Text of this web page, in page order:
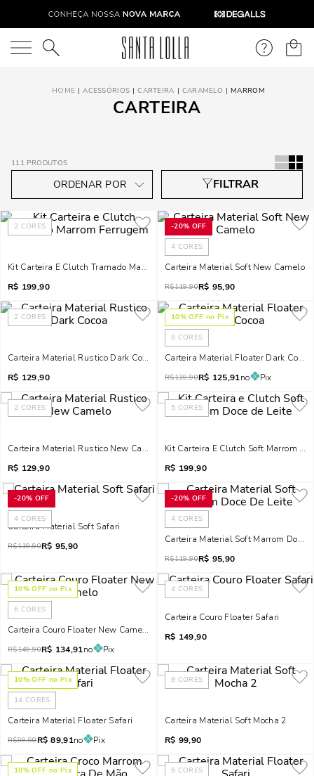
O que você está procurando?
ACESSÓRIOS CARTEIRA CARAMELO MARROM
CARTEIRA
111 PRODUTOS
2 CORES
Kit Carteira E Clutch Tramado Marrom Ferrugem
R$ 199,90
-20% OFF
4 CORES
Carteira Material Soft New Camelo
R$119,90R$ 95,90
2 CORES
Carteira Material Rustico Dark Cocoa
R$ 129,90
10% OFF no Pix
8 CORES
Carteira Material Floater Dark Cocoa
R$139,90R$ 125,91no Pix
2 CORES
Carteira Material Rustico New Camelo
R$ 129,90
5 CORES
Kit Carteira E Clutch Soft Marrom
R$ 199,90
-20% OFF
4 CORES
Carteira Material Soft Safari
R$119,90R$ 95,90
-20% OFF
4 CORES
Carteira Material Soft Marrom Doce
R$119,90R$ 95,90
10% OFF no Pix
6 CORES
Carteira Couro Floater New Camelo
R$149,90R$ 134,91no Pix
4 CORES
Carteira Couro Floater Safari
R$ 149,90
10% OFF no Pix
14 CORES
Carteira Material Floater Safari
R$99,90R$ 89,91no Pix
9 CORES
Carteira Material Soft Mocha 2
R$ 99,90
10% OFF no Pix 6 CORES